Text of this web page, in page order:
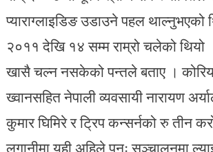
प्याराग्लाइडिङ उडाउने पहल
२०११ देखि १४ सम्म राम्रो चलेको
खासै चल्न नसकेको पन्तले बताए ।
ख्वानसहित नेपाली व्यवसायी नारायण
कुमार घिमिरे र ट्रिप कन्सर्नको रु तीन
लगानीमा यही अहिले पुनः सञ्चालनमा